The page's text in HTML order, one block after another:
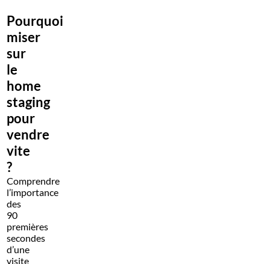
Pourquoi
miser
sur
le
home
staging
pour
vendre
vite
?
Comprendre
l’importance
des
90
premières
secondes
d’une
visite